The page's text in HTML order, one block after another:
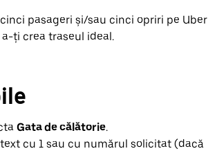
pasageri și/sau cinci opriri pe Uber
ți crea traseul ideal.
Gata de călătorie.
cu 1 sau cu numărul solicitat (dacă